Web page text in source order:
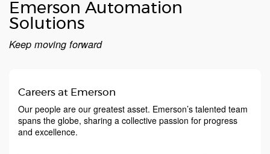
Emerson Automation
Solutions
Keep moving forward
Careers at Emerson
Our people are our greatest asset. Emerson’s talented team
spans the globe, sharing a collective passion for progress
and excellence.